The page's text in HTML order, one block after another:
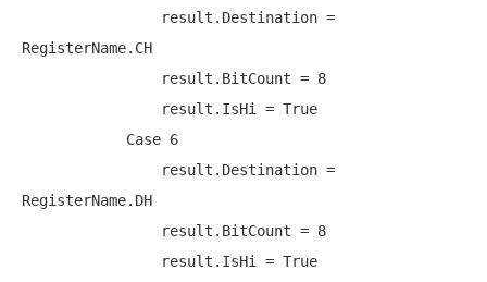
RegisterName.CH
                result.IsHi =
True
Case 6
RegisterName.DH
                result.IsHi =
True